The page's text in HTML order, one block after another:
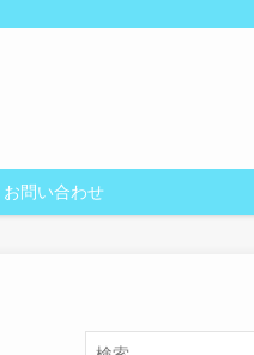
お問い合わせ